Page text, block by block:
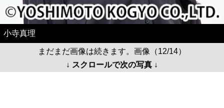
小寺真理
まだまだ画像は続きます。画像（12/14）
↓ スクロールで次の写真 ↓